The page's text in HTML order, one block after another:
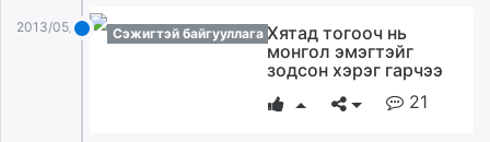
2013/05/08 Сэжигтэй байгууллага Хятад тогооч нь
монгол эмэгтэйг
зодсон хэрэг гарчээ
21